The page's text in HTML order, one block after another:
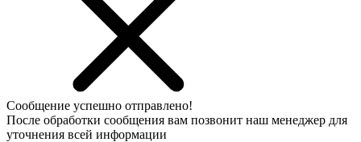
Сообщение успешно отправлено!
После обработки сообщения вам позвонит наш менеджер для
уточнения всей информации